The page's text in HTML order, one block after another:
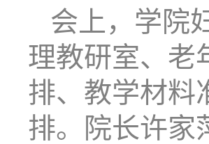
会上，学院
理教研室、老
排、教学材料
排。院长许家